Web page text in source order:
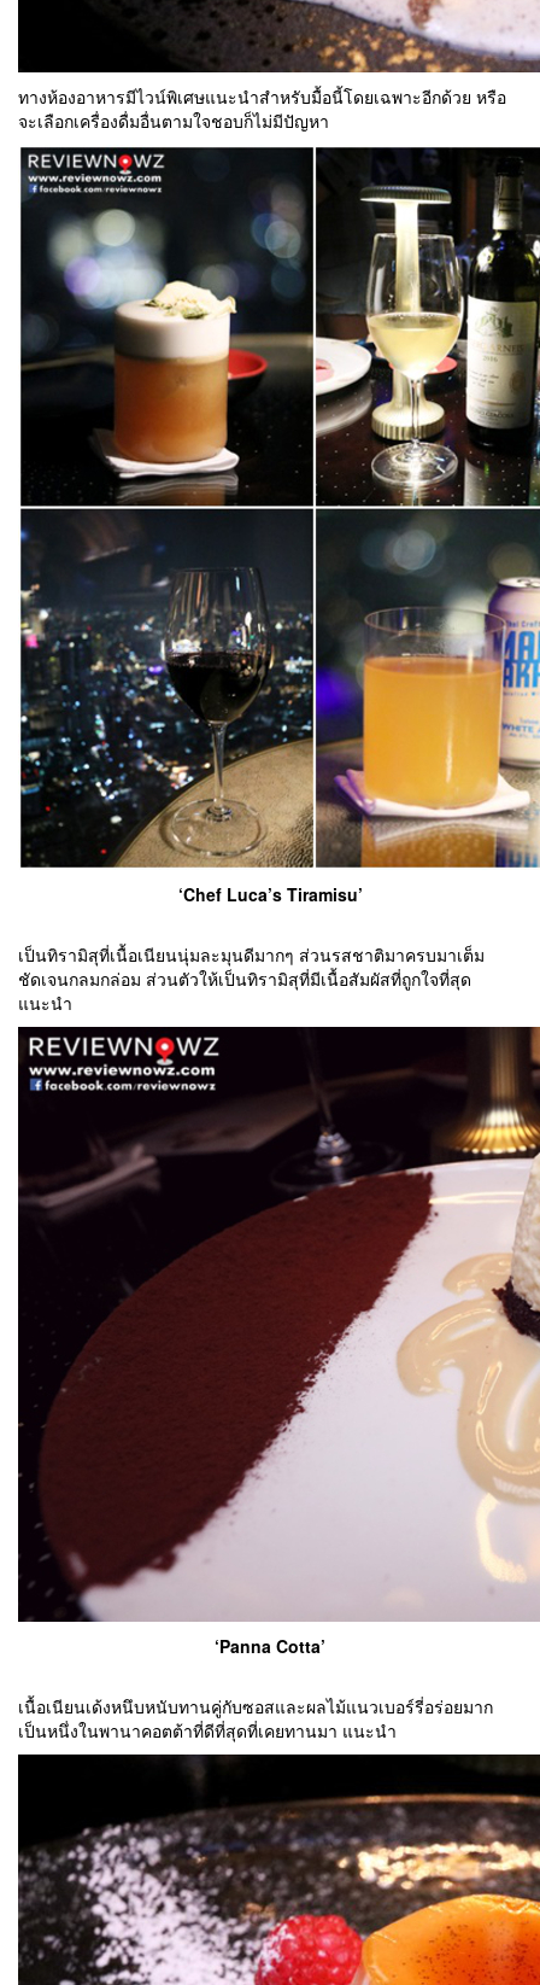
ทางห้องอาหารมีไวน์พิเศษแนะนำสำหรับมื้อนี้โดยเฉพาะอีกด้วย หรือ
จะเลือกเครื่องดื่มอื่นตามใจชอบก็ไม่มีปัญหา
‘Chef Luca’s Tiramisu’
เป็นทิรามิสุที่เนื้อเนียนนุ่มละมุนดีมากๆ ส่วนรสชาติมาครบมาเต็ม
ชัดเจนกลมกล่อม ส่วนตัวให้เป็นทิรามิสุที่มีเนื้อสัมผัสที่ถูกใจที่สุด
แนะนำ
‘Panna Cotta’
เนื้อเนียนเด้งหนึบหนับทานคู่กับซอสและผลไม้แนวเบอร์รี่อร่อยมาก
เป็นหนึ่งในพานาคอตต้าที่ดีที่สุดที่เคยทานมา แนะนำ